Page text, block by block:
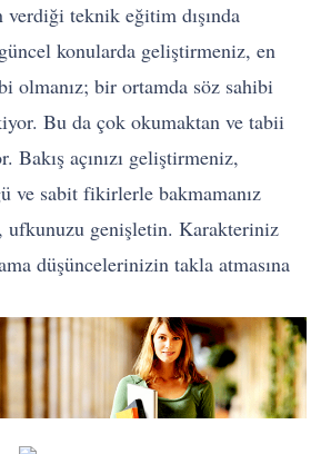
teknik eğitim dışında
konularda geliştirmeniz, en
olmanız; bir ortamda söz sahibi
Bu da çok okumaktan ve tabii
Bakış açınızı geliştirmeniz,
ve sabit fikirlerle bakmamanız
ufkunuzu genişletin. Karakteriniz
düşüncelerinizin takla atmasına